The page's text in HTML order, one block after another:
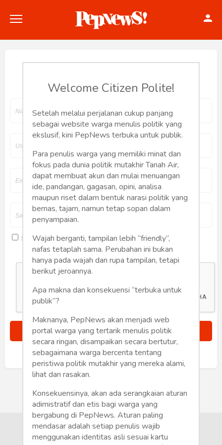
Politik
Konstitusi
Hankam
Internasional
Bisnis
Humaniora
Sketsa
Tekno
Gaya
Wisata
Wanita
Saya setuju denganterm dan kondisi
Sudah punya akun? Masuk
Welcome Citizen Polite!
Setelah melalui perjalanan cukup panjang
sebagai website warga menulis politik yang
ekslusif, kini PepNews terbuka untuk publik.
Para penulis warga yang memiliki minat dan
fokus pada dunia politik mutakhir Tanah Air,
dapat membuat akun dan mulai menuangan
ide, pandangan, gagasan, opini, analisa
maupun riset dalam bentuk narasi politik yang
bernas, tajam, namun tetap sopan dalam
penyampaian.
Wajah berganti, tampilan lebih “friendly”,
nafas tetaplah sama. Perubahan ini bukan
hanya pada wajah dan rupa tampilan, tetapi
berikut jeroannya.
Apa makna dan konsekuensi “terbuka untuk
publik”?
Maknanya, PepNews akan menjadi web
portal warga yang tertarik menulis politik
secara ringan, disampaikan secara bertutur,
sebagaimana warga bercerita tentang
peristiwa politik mutakhir yang mereka alami,
lihat dan rasakan.
Konsekuensinya, akan ada serangkaian aturan
adimistratif dan etis bagi warga yang
bergabung di PepNews. Aturan paling
mendasar adalah setiap penulis wajib
menggunakan identitas asli sesuai kartu